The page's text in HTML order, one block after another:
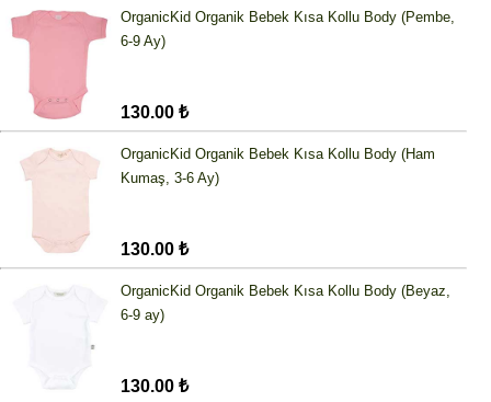
OrganicKid Organik Bebek Kısa Kollu Body (Pembe,
6-9 Ay)
130.00 ₺
OrganicKid Organik Bebek Kısa Kollu Body (Ham
Kumaş, 3-6 Ay)
130.00 ₺
OrganicKid Organik Bebek Kısa Kollu Body (Beyaz,
6-9 ay)
130.00 ₺